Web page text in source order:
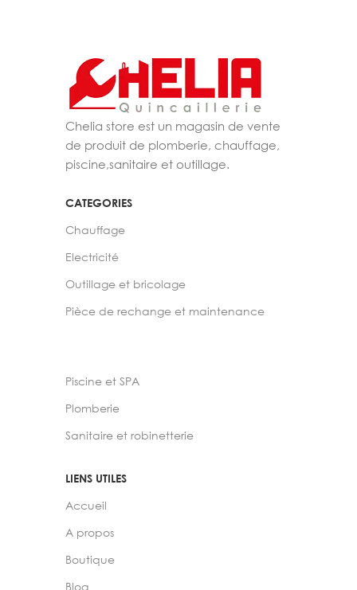
Chelia store est un magasin de vente
de produit de plomberie, chauffage,
piscine,sanitaire et outillage.
CATEGORIES
Chauffage
Electricité
Outillage et bricolage
Pièce de rechange et maintenance
Piscine et SPA
Plomberie
Sanitaire et robinetterie
LIENS UTILES
Accueil
A propos
Boutique
Blog